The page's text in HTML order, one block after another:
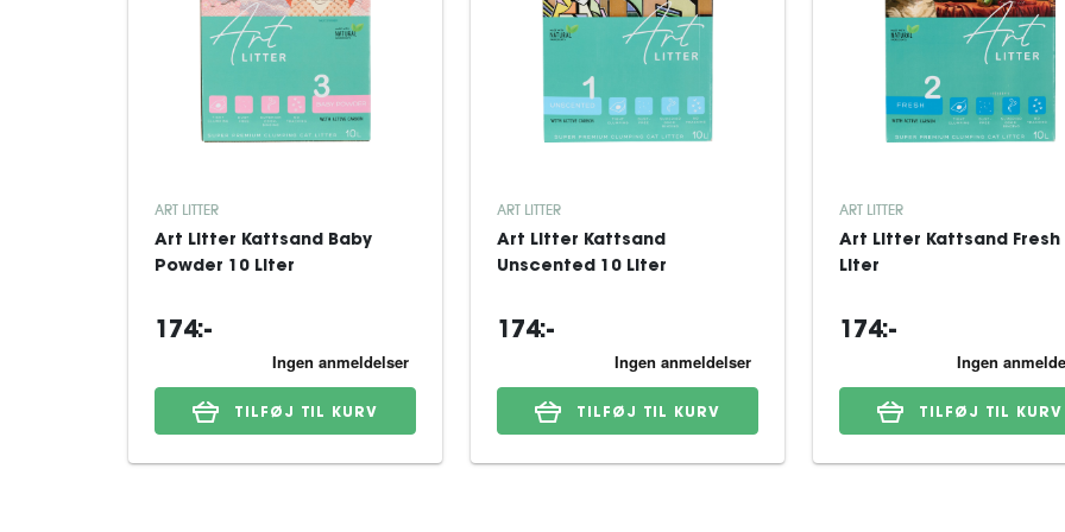
ART LITTER
Art Litter Kattsand Baby
Powder 10 Liter
174:-
TILFØJ TIL KURV
ART LITTER
Art Litter Kattsand
Unscented 10 Liter
174:-
TILFØJ TIL KURV
ART LITTER
Art Litter Kattsand Fresh
Liter
174:-
TILFØJ TIL KURV